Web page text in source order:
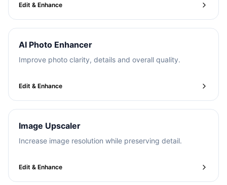
Edit & Enhance
AI Photo Enhancer
Improve photo clarity, details and overall quality.
Edit & Enhance
Image Upscaler
Increase image resolution while preserving detail.
Edit & Enhance